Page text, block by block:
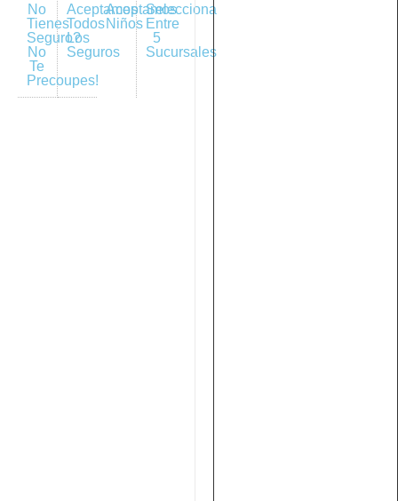
No
Tienes
Seguro?
No
Te
Precoupes!
Aceptamos
Todos
Los
Seguros
Aceptamos
Niños
Selecciona
Entre
5
Sucursales